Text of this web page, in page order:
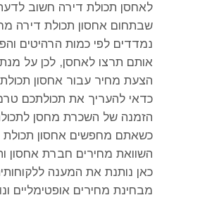
לאחסן תכולת דירה חשוב
שבתחום אחסון תכולת דירה
נמדדים לפי כמות הרהיטים
אותם תרצו לאחסן, לכן על
הצעת מחיר עבור אחסון
כדאי להעריך את תכולתכם
הזמנה של השכרת מחסן
כשאתם מחפשים אחסון תכולת
השוואת מחירים חברת אחסון
כאן נותנת את המענה
מבחינת מחירים אופטימליים